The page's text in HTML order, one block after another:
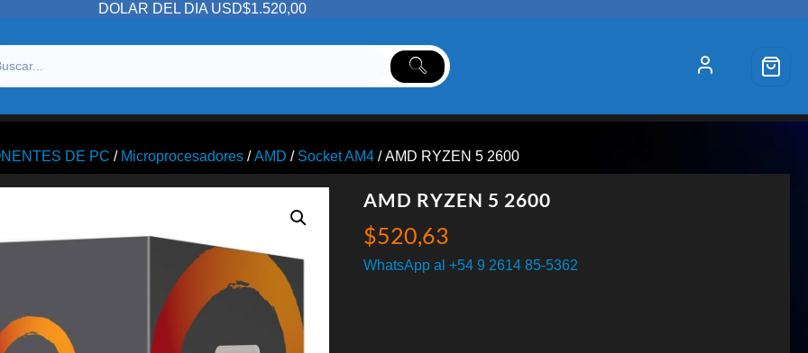
DOLAR DEL DIA USD$1.520,00
DE PC / Microprocesadores /AMD / Socket AM4 / AMD RYZEN 5 2600
AMD RYZEN 5 2600
$520,63
WhatsApp al +54 9 2614 85-5362